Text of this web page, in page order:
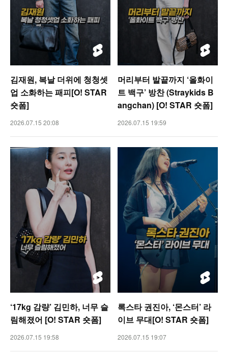
김재원, 복날 더위에 청청셋
업 소화하는 패피[O! STAR
숏폼]
2026.07.15 20:08
머리부터 발끝까지 ‘올화이
트 백구’ 방찬 (Straykids B
angchan) [O! STAR 숏폼]
2026.07.15 19:59
‘17kg 감량’ 김민하, 너무 슬
림해졌어 [O! STAR 숏폼]
2026.07.15 19:58
록스타 권진아, ‘몬스터’ 라
이브 무대[O! STAR 숏폼]
2026.07.15 19:07